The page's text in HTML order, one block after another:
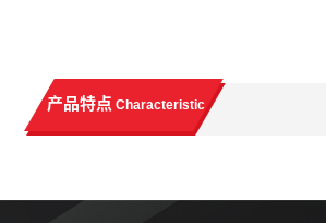
产品特点 Characteristic